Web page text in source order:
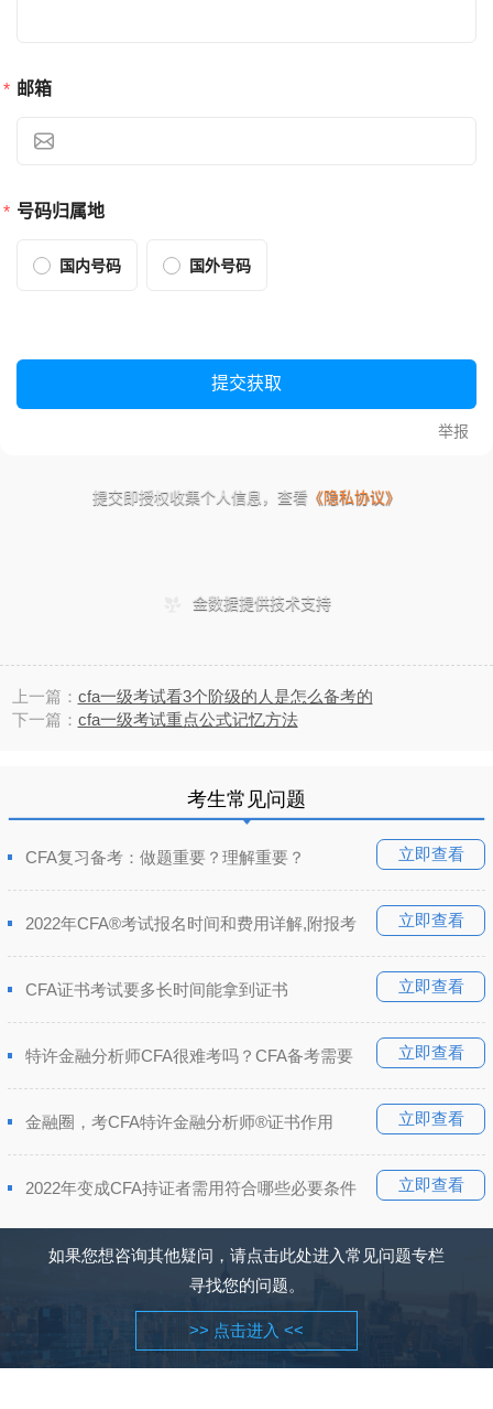
上一篇： cfa一级考试看3个阶级的人是怎么备考的
下一篇： cfa一级考试重点公式记忆方法
考生常见问题
立即查看
CFA复习备考：做题重要？理解重要？
立即查看
2022年CFA®考试报名时间和费用详解,附报考
立即查看
CFA证书考试要多长时间能拿到证书
立即查看
特许金融分析师CFA很难考吗？CFA备考需要
立即查看
金融圈，考CFA特许金融分析师®证书作用
立即查看
2022年变成CFA持证者需用符合哪些必要条件
如果您想咨询其他疑问，请点击此处进入常见问题专栏
寻找您的问题。
>> 点击进入 <<